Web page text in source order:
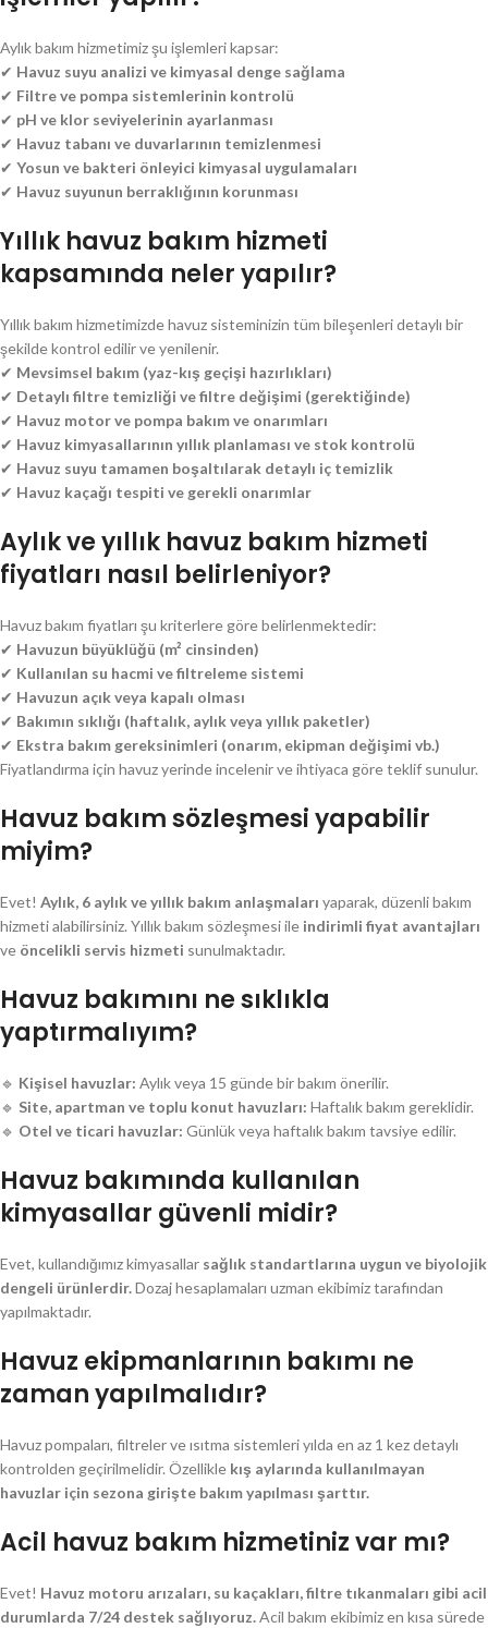
Aylık bakım hizmetimiz şu işlemleri kapsar:
✔ Havuz suyu analizi ve kimyasal denge sağlama
✔ Filtre ve pompa sistemlerinin kontrolü
✔ pH ve klor seviyelerinin ayarlanması
✔ Havuz tabanı ve duvarlarının temizlenmesi
✔ Yosun ve bakteri önleyici kimyasal uygulamaları
✔ Havuz suyunun berraklığının korunması
Yıllık havuz bakım hizmeti
kapsamında neler yapılır?
Yıllık bakım hizmetimizde havuz sisteminizin tüm bileşenleri detaylı bir
şekilde kontrol edilir ve yenilenir.
✔ Mevsimsel bakım (yaz-kış geçişi hazırlıkları)
✔ Detaylı filtre temizliği ve filtre değişimi (gerektiğinde)
✔ Havuz motor ve pompa bakım ve onarımları
✔ Havuz kimyasallarının yıllık planlaması ve stok kontrolü
✔ Havuz suyu tamamen boşaltılarak detaylı iç temizlik
✔ Havuz kaçağı tespiti ve gerekli onarımlar
Aylık ve yıllık havuz bakım hizmeti
fiyatları nasıl belirleniyor?
Havuz bakım fiyatları şu kriterlere göre belirlenmektedir:
✔ Havuzun büyüklüğü (m² cinsinden)
✔ Kullanılan su hacmi ve filtreleme sistemi
✔ Havuzun açık veya kapalı olması
✔ Bakımın sıklığı (haftalık, aylık veya yıllık paketler)
✔ Ekstra bakım gereksinimleri (onarım, ekipman değişimi vb.)
Fiyatlandırma için havuz yerinde incelenir ve ihtiyaca göre teklif sunulur.
Havuz bakım sözleşmesi yapabilir
miyim?
Evet! Aylık, 6 aylık ve yıllık bakım anlaşmaları yaparak, düzenli bakım
hizmeti alabilirsiniz. Yıllık bakım sözleşmesi ile indirimli fiyat avantajları
ve öncelikli servis hizmeti sunulmaktadır.
Havuz bakımını ne sıklıkla
yaptırmalıyım?
🔹 Kişisel havuzlar: Aylık veya 15 günde bir bakım önerilir.
🔹 Site, apartman ve toplu konut havuzları: Haftalık bakım gereklidir.
🔹 Otel ve ticari havuzlar: Günlük veya haftalık bakım tavsiye edilir.
Havuz bakımında kullanılan
kimyasallar güvenli midir?
Evet, kullandığımız kimyasallar sağlık standartlarına uygun ve biyolojik
dengeli ürünlerdir.Dozaj hesaplamaları uzman ekibimiz tarafından
yapılmaktadır.
Havuz ekipmanlarının bakımı ne
zaman yapılmalıdır?
Havuz pompaları, filtreler ve ısıtma sistemleri yılda en az 1 kez detaylı
kontrolden geçirilmelidir. Özellikle kış aylarında kullanılmayan
havuzlar için sezona girişte bakım yapılması şarttır.
Acil havuz bakım hizmetiniz var mı?
Evet! Havuz motoru arızaları, su kaçakları, filtre tıkanmaları gibi acil
durumlarda 7/24 destek sağlıyoruz.Acil bakım ekibimiz en kısa sürede